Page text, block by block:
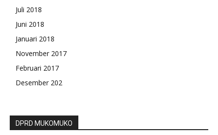
Juli 2018
Juni 2018
Januari 2018
November 2017
Februari 2017
Desember 202
DPRD MUKOMUKO